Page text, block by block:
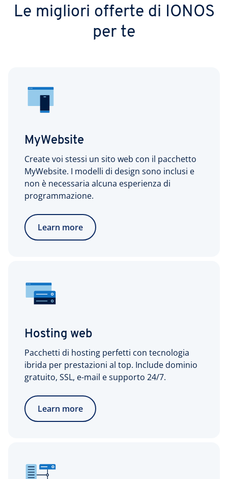
Le migliori offerte di IONOS
per te
MyWebsite
Create voi stessi un sito web con il pacchetto
MyWebsite. I modelli di design sono inclusi e
non è necessaria alcuna esperienza di
programmazione.
Learn more
Hosting web
Pacchetti di hosting perfetti con tecnologia
ibrida per prestazioni al top. Include dominio
gratuito, SSL, e-mail e supporto 24/7.
Learn more